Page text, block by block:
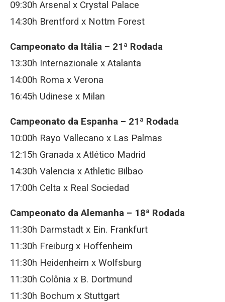
09:30h Arsenal x Crystal Palace
14:30h Brentford x Nottm Forest
Campeonato da Itália – 21ª Rodada
13:30h Internazionale x Atalanta
14:00h Roma x Verona
16:45h Udinese x Milan
Campeonato da Espanha – 21ª Rodada
10:00h Rayo Vallecano x Las Palmas
12:15h Granada x Atlético Madrid
14:30h Valencia x Athletic Bilbao
17:00h Celta x Real Sociedad
Campeonato da Alemanha – 18ª Rodada
11:30h Darmstadt x Ein. Frankfurt
11:30h Freiburg x Hoffenheim
11:30h Heidenheim x Wolfsburg
11:30h Colônia x B. Dortmund
11:30h Bochum x Stuttgart